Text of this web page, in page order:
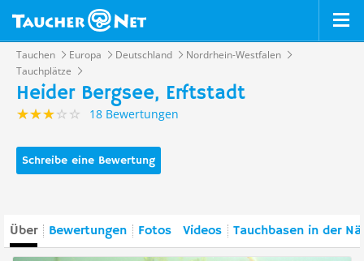
Tauchen Europa Deutschland
Nordrhein-Westfalen
Tauchplätze
Heider Bergsee, Erftstadt
18 Bewertungen
Schreibe eine Bewertung
Über Bewertungen Fotos Videos Tauchbasen in der